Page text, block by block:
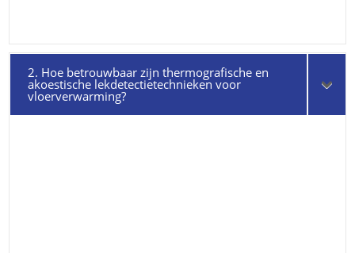
2. Hoe betrouwbaar zijn thermografische en
akoestische lekdetectietechnieken voor
vloerverwarming?